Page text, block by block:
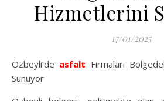
Hizmetlerini
17/01/2025
Özbeyli’de asfalt Firmaları
Sunuyor